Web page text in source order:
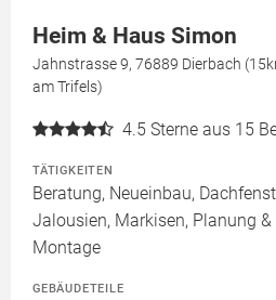
Heim & Haus Simon
Jahnstrasse 9, 76889 Dierbach
am Trifels)
4.5 Sterne aus 15
TÄTIGKEITEN
Beratung, Neueinbau,
Jalousien, Markisen, Planung
Montage
GEBÄUDETEILE